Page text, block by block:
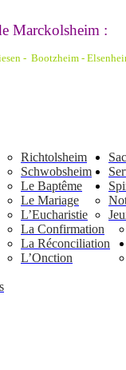
Marckolsheim :
- Bootzheim -
Richtolsheim
Schwobsheim
Le Baptême
Le Mariage
L’Eucharistie
La Confirmation
La Réconciliation
L’Onction